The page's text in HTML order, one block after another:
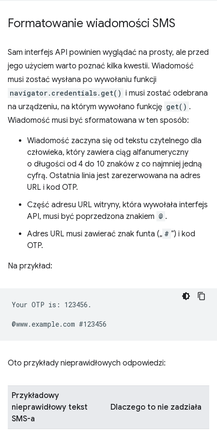
Formatowanie wiadomości SMS
Sam interfejs API powinien wyglądać na prosty, ale przed
jego użyciem warto poznać kilka kwestii. Wiadomość
musi zostać wysłana po wywołaniu funkcji
navigator.credentials.get() i musi zostać odebrana
na urządzeniu, na którym wywołano funkcję get() .
Wiadomość musi być sformatowana w ten sposób:
Wiadomość zaczyna się od tekstu czytelnego dla
człowieka, który zawiera ciąg alfanumeryczny
o długości od 4 do 10 znaków z co najmniej jedną
cyfrą. Ostatnia linia jest zarezerwowana na adres
URL i kod OTP.
Część adresu URL witryny, która wywołała interfejs
API, musi być poprzedzona znakiem @ .
Adres URL musi zawierać znak funta („ # ”) i kod
OTP.
Na przykład:
Your OTP is: 123456.
Oto przykłady nieprawidłowych odpowiedzi:
Przykładowy
nieprawidłowy tekst
SMS-a
Dlaczego to nie zadziała